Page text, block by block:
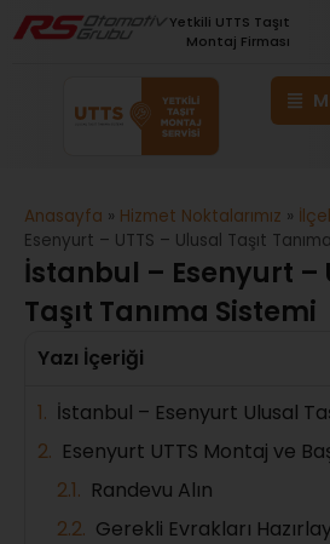
Yetkili UTTS Taşıt
Montaj Firması
Anasayfa » Hizmet Noktalarımız »
Esenyurt – UTTS – Ulusal Taşıt
İstanbul – Esenyurt –
Taşıt Tanıma Sistemi
Yazı İçeriği
İstanbul – Esenyurt Ulusal
Esenyurt UTTS Montaj ve
Randevu Alın
Gerekli Evrakları